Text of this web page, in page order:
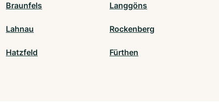
Braunfels Langgöns
Lahnau Rockenberg
Hatzfeld Fürthen